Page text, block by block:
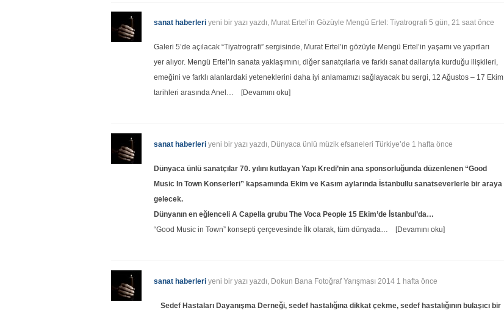
sanat haberleri yeni bir yazı yazdı, Murat Ertel’in Gözüyle Mengü Ertel: Tiyatrografi 5 gün, 21 saat önce
Galeri 5’de açılacak “Tiyatrografi” sergisinde, Murat Ertel’in gözüyle Mengü Ertel’in yaşamı ve yapıtları
yer alıyor. Mengü Ertel’in sanata yaklaşımını, diğer sanatçılarla ve farklı sanat dallarıyla kurduğu ilişkileri,
emeğini ve farklı alanlardaki yeteneklerini daha iyi anlamamızı sağlayacak bu sergi, 12 Ağustos – 17 Ekim
tarihleri arasında Anel…
[Devamını oku]
sanat haberleri yeni bir yazı yazdı, Dünyaca ünlü müzik efsaneleri Türkiye’de 1 hafta önce
Dünyaca ünlü sanatçılar 70. yılını kutlayan Yapı Kredi’nin ana sponsorluğunda düzenlenen “Good
Music In Town Konserleri” kapsamında Ekim ve Kasım aylarında İstanbullu sanatseverlerle bir araya
gelecek.
Dünyanın en eğlenceli A Capella grubu The Voca People 15 Ekim’de İstanbul’da…
“Good Music in Town” konsepti çerçevesinde İlk olarak, tüm dünyada…
[Devamını oku]
sanat haberleri yeni bir yazı yazdı, Dokun Bana Fotoğraf Yarışması 2014 1 hafta önce
Sedef Hastaları Dayanışma Derneği, sedef hastalığına dikkat çekme, sedef hastalığının bulaşıcı bir